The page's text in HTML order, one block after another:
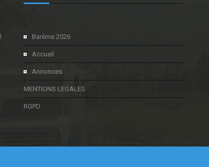
Barème 2026
Accueil
Annonces
MENTIONS LEGALES
RGPD